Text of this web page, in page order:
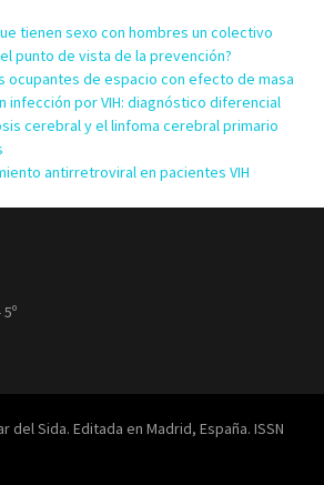
tienen sexo con hombres un colectivo
punto de vista de la prevención?
ocupantes de espacio con efecto de masa
infección por VIH: diagnóstico diferencial
cerebral y el linfoma cerebral primario
antirretroviral en pacientes VIH
del Sida. Editada en Madrid, España. ISSN